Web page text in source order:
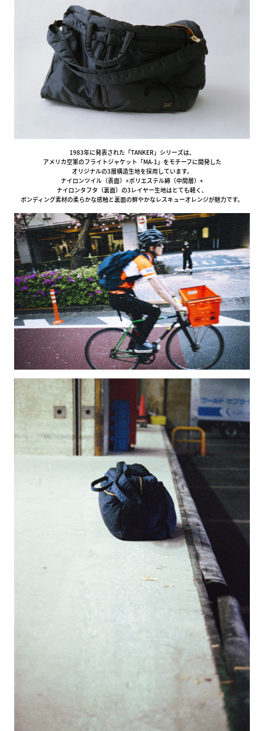
1983年に発表された「TANKER」シリーズは、
アメリカ空軍のフライトジャケット「MA-1」をモチーフに開発した
オリジナルの3層構造生地を採用しています。
ナイロンツイル（表面）+ポリエステル綿（中間層）+
ナイロンタフタ（裏面）の3レイヤー生地はとても軽く、
ボンディング素材の柔らかな感触と裏面の鮮やかなレスキューオレンジが魅力です。